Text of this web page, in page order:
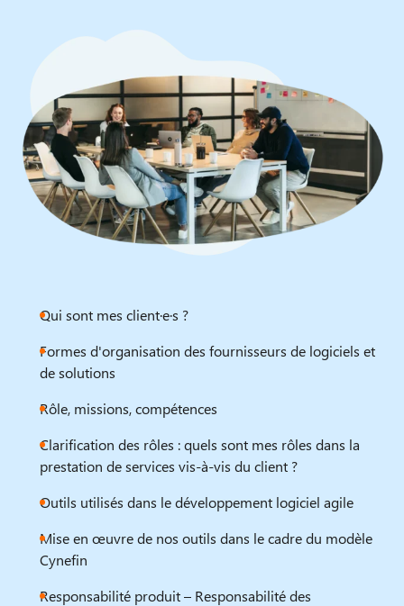
Qui sont mes client·e·s ?
Formes d'organisation des fournisseurs de logiciels et
de solutions
Rôle, missions, compétences
Clarification des rôles : quels sont mes rôles dans la
prestation de services vis-à-vis du client ?
Outils utilisés dans le développement logiciel agile
Mise en œuvre de nos outils dans le cadre du modèle
Cynefin
Responsabilité produit – Responsabilité des